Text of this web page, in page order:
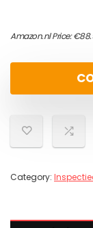
Amazon.nl Price:€
Category: